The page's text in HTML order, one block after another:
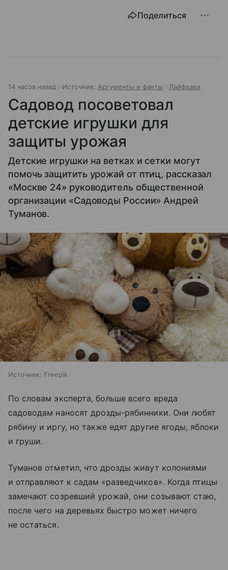
Поделиться
14 часов назад Источник: Аргументы и факты Лайфхаки
Садовод посоветовал
детские игрушки для
защиты урожая
Детские игрушки на ветках и сетки могут
помочь защитить урожай от птиц, рассказал
«Москве 24» руководитель общественной
организации «Садоводы России» Андрей
Туманов.
Источник: Freepik
По словам эксперта, больше всего вреда
садоводам наносят дрозды-рябинники. Они любят
рябину и иргу, но также едят другие ягоды, яблоки
и груши.
Туманов отметил, что дрозды живут колониями
и отправляют к садам «разведчиков». Когда птицы
замечают созревший урожай, они созывают стаю,
после чего на деревьях быстро может ничего
не остаться.